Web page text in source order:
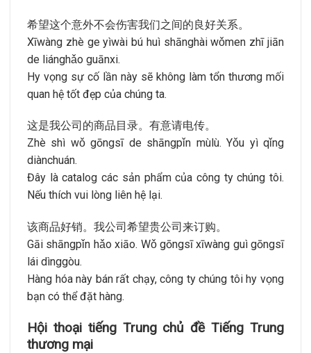
希望这个意外不会伤害我们之间的良好关系。
Xīwàng zhè ge yìwài bú huì shānghài wǒmen zhī jiān
de liánghǎo guānxi.
Hy vọng sự cố lần này sẽ không làm tổn thương mối
quan hệ tốt đẹp của chúng ta.
这是我公司的商品目录。有意请电传。
Zhè shì wǒ gōngsī de shāngpǐn mùlù. Yǒu yì qǐng
diànchuán.
Đây là catalog các sản phẩm của công ty chúng tôi.
Nếu thích vui lòng liên hệ lại.
该商品好销。我公司希望贵公司来订购。
Gāi shāngpǐn hǎo xiāo. Wǒ gōngsī xīwàng guì gōngsī
lái dìnggòu.
Hàng hóa này bán rất chạy, công ty chúng tôi hy vọng
bạn có thể đặt hàng.
Hội thoại tiếng Trung chủ đề Tiếng Trung
thương mại